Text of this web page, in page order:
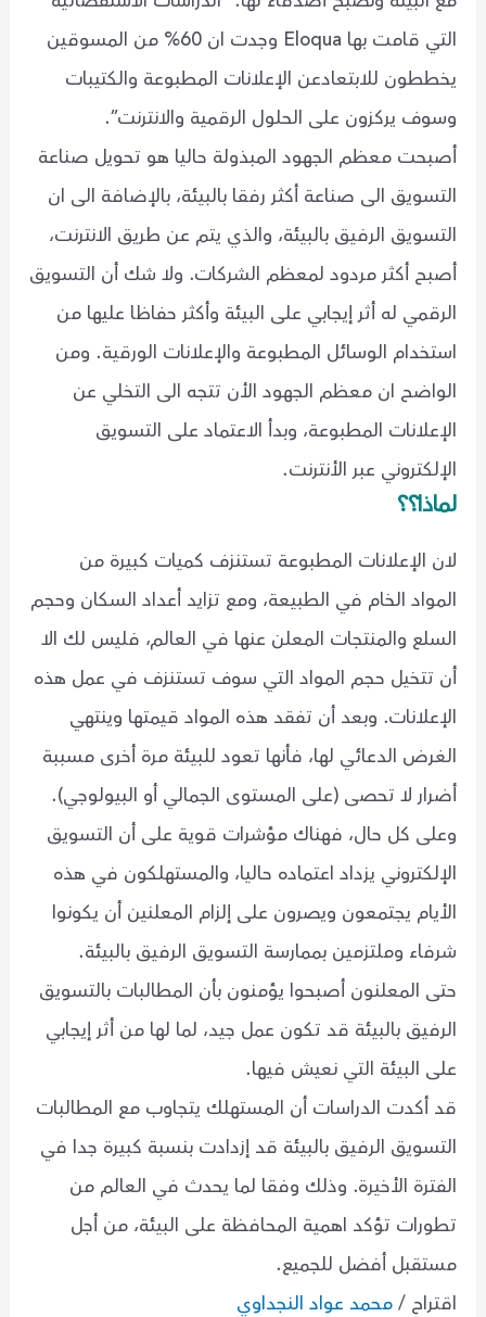
التي قامت بها Eloqua وجدت ان 60% من المسوقين
يخططون للابتعادعن الإعلانات المطبوعة والكتيبات
وسوف يركزون على الحلول الرقمية والانترنت”.
أصبحت معظم الجهود المبذولة حاليا هو تحويل صناعة
التسويق الى صناعة أكثر رفقا بالبيئة، بالإضافة الى ان
التسويق الرفيق بالبيئة، والذي يتم عن طريق الانترنت،
أصبح أكثر مردود لمعظم الشركات. ولا شك أن التسويق
الرقمي له أثر إيجابي على البيئة وأكثر حفاظا عليها من
استخدام الوسائل المطبوعة والإعلانات الورقية. ومن
الواضح ان معظم الجهود الأن تتجه الى التخلي عن
الإعلانات المطبوعة، وبدأ الاعتماد على التسويق
الإلكتروني عبر الأنترنت.
لماذا؟؟
لان الإعلانات المطبوعة تستنزف كميات كبيرة من
المواد الخام في الطبيعة، ومع تزايد أعداد السكان وحجم
السلع والمنتجات المعلن عنها في العالم، فليس لك الا
أن تتخيل حجم المواد التي سوف تستنزف في عمل هذه
الإعلانات. وبعد أن تفقد هذه المواد قيمتها وينتهي
الغرض الدعائي لها، فأنها تعود للبيئة مرة أخرى مسببة
أضرار لا تحصى (على المستوى الجمالي أو البيولوجي).
وعلى كل حال، فهناك مؤشرات قوية على أن التسويق
الإلكتروني يزداد اعتماده حاليا، والمستهلكون في هذه
الأيام يجتمعون ويصرون على إلزام المعلنين أن يكونوا
شرفاء وملتزمين بممارسة التسويق الرفيق بالبيئة.
حتى المعلنون أصبحوا يؤمنون بأن المطالبات بالتسويق
الرفيق بالبيئة قد تكون عمل جيد، لما لها من أثر إيجابي
على البيئة التي نعيش فيها.
قد أكدت الدراسات أن المستهلك يتجاوب مع المطالبات
التسويق الرفيق بالبيئة قد إزدادت بنسبة كبيرة جدا في
الفترة الأخيرة. وذلك وفقا لما يحدث في العالم من
تطورات تؤكد اهمية المحافظة على البيئة، من أجل
مستقبل أفضل للجميع.
اقتراح /محمد عواد النجداوي